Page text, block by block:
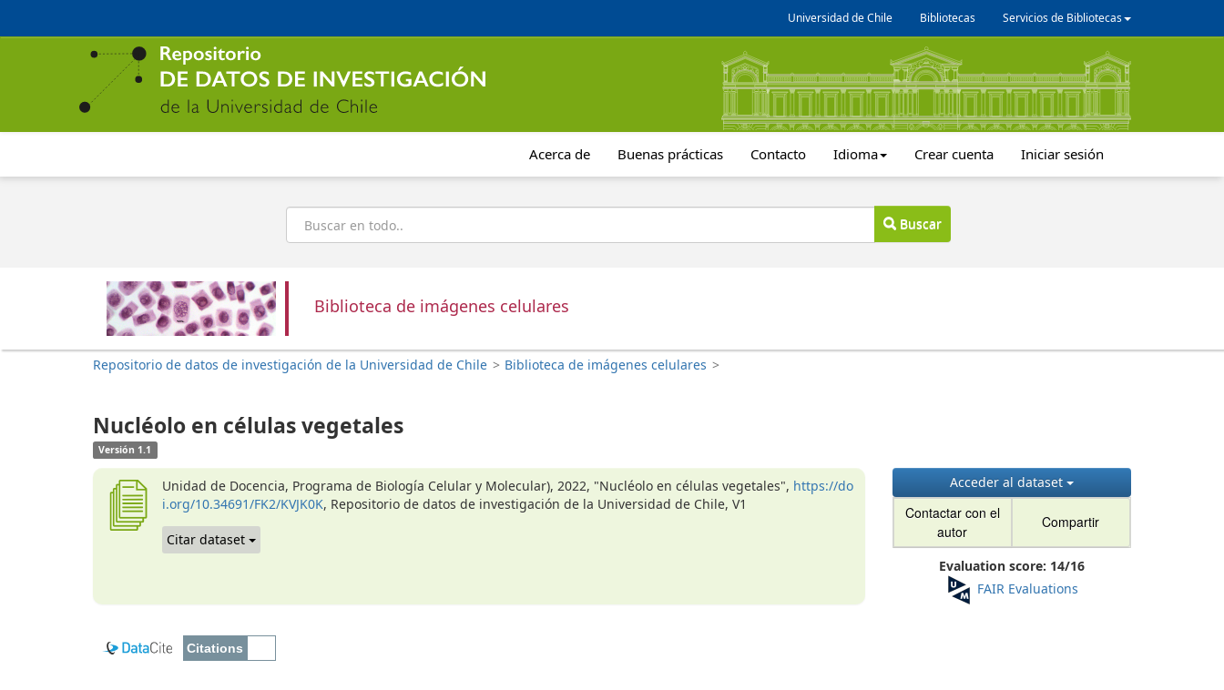
contenido
Universidad de Chile Bibliotecas Servicios de Bibliotecas
Acerca de Buenas prácticas Contacto Idioma Crear cuenta Iniciar sesión
Buscar
Buscar
Biblioteca de imágenes celulares
Repositorio de datos de investigación de la Universidad de Chile > Biblioteca de imágenes celulares >
Nucléolo en células vegetales
Versión 1.1
Unidad de Docencia, Programa de Biología Celular y Molecular), 2022, "Nucléolo en células vegetales", https://do
i.org/10.34691/FK2/KVJK0K, Repositorio de datos de investigación de la Universidad de Chile, V1
Citar dataset
Acceder al dataset
Contactar con el
autor
Compartir
Evaluation score: 14/16
FAIR Evaluations